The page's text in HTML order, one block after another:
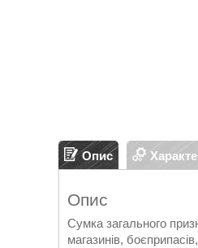
Опис
Опис
Сумка загального
магазинів,